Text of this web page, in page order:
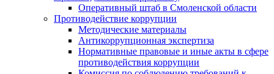
Оперативный штаб в Смоленской области
Противодействие коррупции
Методические материалы
Антикоррупционная экспертиза
Нормативные правовые и иные акты в сфере
противодействия коррупции